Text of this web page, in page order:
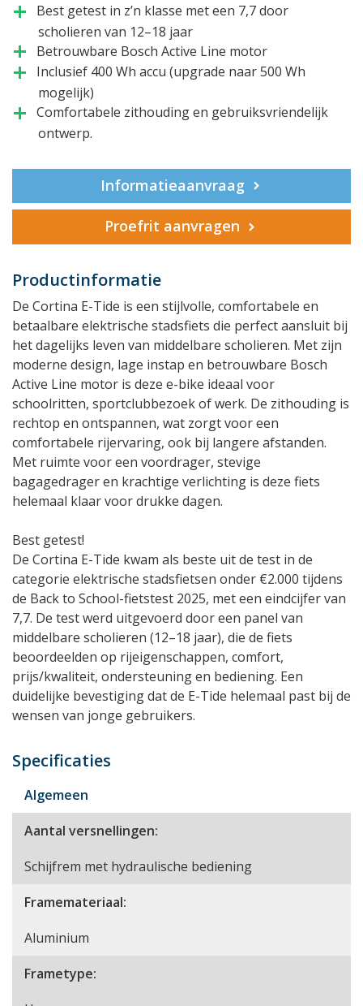
add
Best getest in z’n klasse met een 7,7 door
scholieren van 12–18 jaar
add Betrouwbare Bosch Active Line motor
add
Inclusief 400 Wh accu (upgrade naar 500 Wh
mogelijk)
add Comfortabele zithouding en gebruiksvriendelijk
ontwerp.
Informatieaanvraag
Proefrit aanvragen
Productinformatie
De Cortina E-Tide is een stijlvolle, comfortabele en
betaalbare elektrische stadsfiets die perfect aansluit bij
het dagelijks leven van middelbare scholieren. Met zijn
moderne design, lage instap en betrouwbare Bosch
Active Line motor is deze e-bike ideaal voor
schoolritten, sportclubbezoek of werk. De zithouding is
rechtop en ontspannen, wat zorgt voor een
comfortabele rijervaring, ook bij langere afstanden.
Met ruimte voor een voordrager, stevige
bagagedrager en krachtige verlichting is deze fiets
helemaal klaar voor drukke dagen.
Best getest!
De Cortina E-Tide kwam als beste uit de test in de
categorie elektrische stadsfietsen onder €2.000 tijdens
de Back to School-fietstest 2025, met een eindcijfer van
7,7. De test werd uitgevoerd door een panel van
middelbare scholieren (12–18 jaar), die de fiets
beoordeelden op rijeigenschappen, comfort,
prijs/kwaliteit, ondersteuning en bediening. Een
duidelijke bevestiging dat de E-Tide helemaal past bij de
wensen van jonge gebruikers.
Specificaties
Algemeen
Aantal versnellingen:
Schijfrem met hydraulische bediening
Framemateriaal:
Aluminium
Frametype: